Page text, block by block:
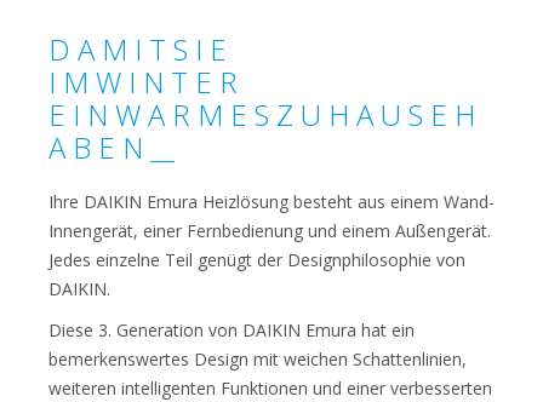
D A M I T S I E
I M W I N T E R
E I N W A R M E S Z U H A U S E H
A B E N __
Ihre DAIKIN Emura Heizlösung besteht aus einem Wand-
Innengerät, einer Fernbedienung und einem Außengerät.
Jedes einzelne Teil genügt der Designphilosophie von
DAIKIN.
Diese 3. Generation von DAIKIN Emura hat ein
bemerkenswertes Design mit weichen Schattenlinien,
weiteren intelligenten Funktionen und einer verbesserten